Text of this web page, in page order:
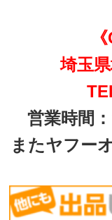
埼玉
営業時間
またヤフー